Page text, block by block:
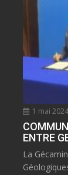
1 mai 2024
ENTRE
La